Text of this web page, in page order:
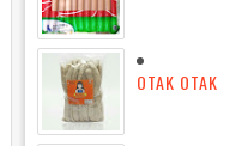
OTAK OTAK